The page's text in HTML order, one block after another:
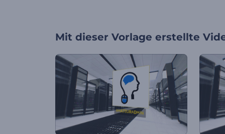
Mit dieser Vorlage erstellte